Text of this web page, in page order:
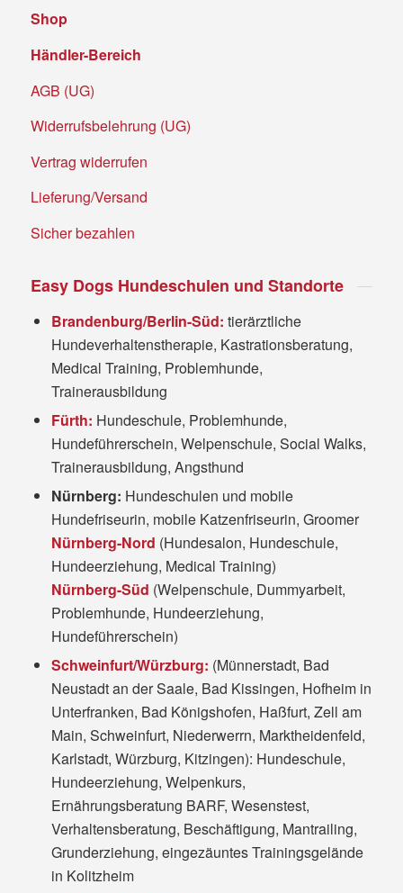
Shop
Händler-Bereich
AGB (UG)
Widerrufsbelehrung (UG)
Vertrag widerrufen
Lieferung/Versand
Sicher bezahlen
Easy Dogs Hundeschulen und Standorte
Brandenburg/Berlin-Süd: tierärztliche
Hundeverhaltenstherapie, Kastrationsberatung,
Medical Training, Problemhunde,
Trainerausbildung
Fürth: Hundeschule, Problemhunde,
Hundeführerschein, Welpenschule, Social Walks,
Trainerausbildung, Angsthund
Nürnberg: Hundeschulen und mobile
Hundefriseurin, mobile Katzenfriseurin, Groomer
Nürnberg-Nord (Hundesalon, Hundeschule,
Hundeerziehung, Medical Training)
Nürnberg-Süd (Welpenschule, Dummyarbeit,
Problemhunde, Hundeerziehung,
Hundeführerschein)
Schweinfurt/Würzburg: (Münnerstadt, Bad
Neustadt an der Saale, Bad Kissingen, Hofheim in
Unterfranken, Bad Königshofen, Haßfurt, Zell am
Main, Schweinfurt, Niederwerrn, Marktheidenfeld,
Karlstadt, Würzburg, Kitzingen): Hundeschule,
Hundeerziehung, Welpenkurs,
Ernährungsberatung BARF, Wesenstest,
Verhaltensberatung, Beschäftigung, Mantrailing,
Grunderziehung, eingezäuntes Trainingsgelände
in Kolitzheim